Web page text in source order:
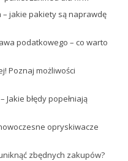
jakie pakiety są naprawdę
podatkowego – co warto
Poznaj możliwości
błędy popełniają
opryskiwacze
zbędnych zakupów?